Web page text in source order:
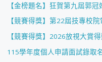
【金榜題名】狂賀第九屆郭
【競賽得獎】第22屆技專校
【競賽得獎】2026放視大賞
115學年度個人申請面試錄取